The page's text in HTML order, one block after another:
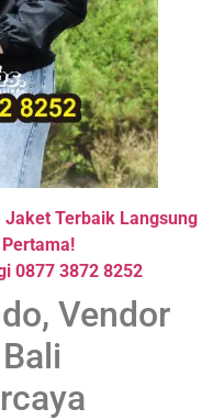
Jaket Terbaik Langsung
0877 3872 8252
Vendor